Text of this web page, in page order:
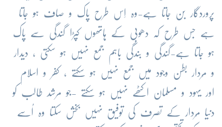
پروردگار بن جاتا ہے-وہ اِس طرح پاک و صاف ہو جاتا
ہے جس طرح کہ دھوبی کے ہاتھوں کپڑا گندگی سے پاک
ہو جاتا ہے-گندگی و بندگی باہم جمع نہیں ہو سکتی ، دیدار
و مُردار بطن وجود میں جمع نہیں ہو سکتے ، کفر و اسلام
اور یہود و مسلمان اکٹھے نہیں ہو سکتے -جو مرشد طالب کو
دنیا مُردار کے تصرف کی توفیق نہیں بخش سکتا وہ اُسے